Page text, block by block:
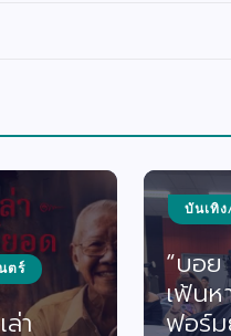
ตร์
ล่า
บันเทิ
“บอ
เฟ้นห
ฟอร์ม